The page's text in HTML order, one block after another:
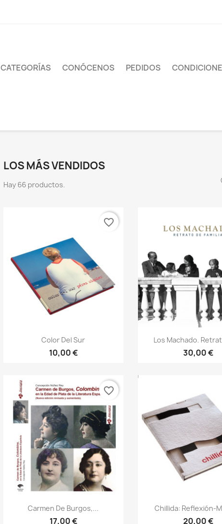
CATEGORÍAS CONÓCENOS PEDIDOS
LOS MÁS VENDIDOS
Hay 66 productos.
Vista rápida
Color Del Sur
10,00 €
favorite_border
Vista
Los Machado.
30,00 €
Vista rápida
Carmen De Burgos,...
17,00 €
favorite_border
 Vista
Chillida: Reflexión-
20,00 €